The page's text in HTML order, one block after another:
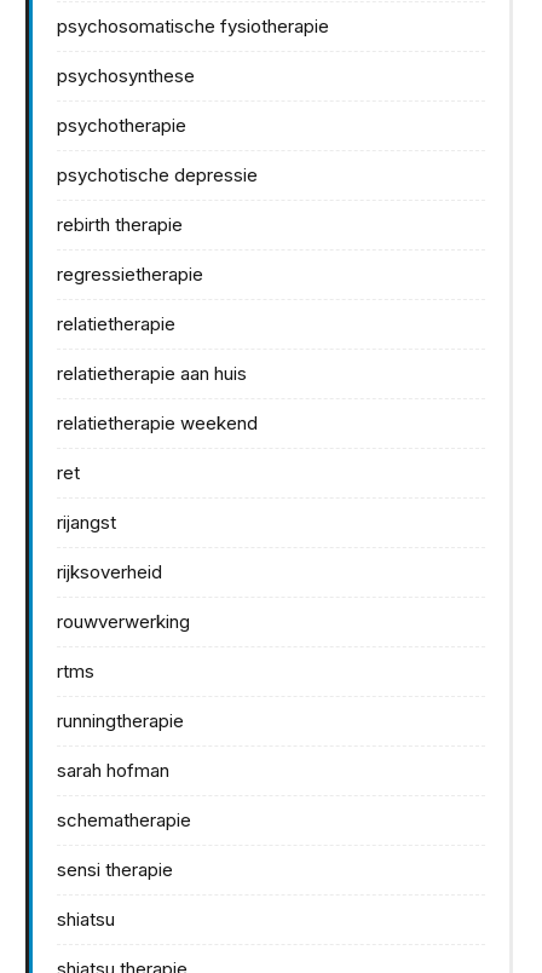
psychosomatische fysiotherapie
psychosynthese
psychotherapie
psychotische depressie
rebirth therapie
regressietherapie
relatietherapie
relatietherapie aan huis
relatietherapie weekend
ret
rijangst
rijksoverheid
rouwverwerking
rtms
runningtherapie
sarah hofman
schematherapie
sensi therapie
shiatsu
shiatsu therapie